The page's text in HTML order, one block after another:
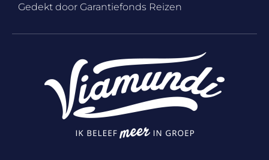
Gedekt door Garantiefonds Reizen